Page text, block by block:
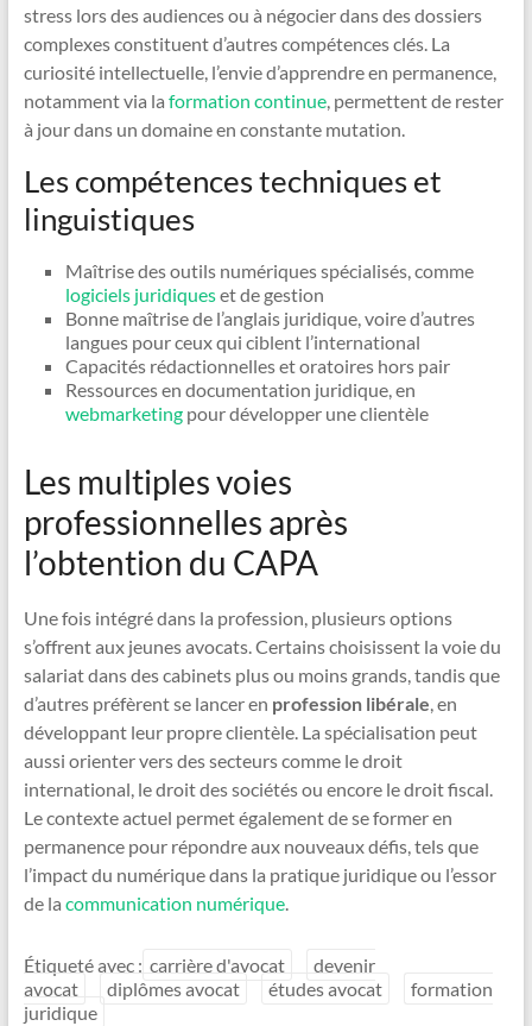
stress lors des audiences ou à négocier dans des dossiers
complexes constituent d’autres compétences clés. La
curiosité intellectuelle, l’envie d’apprendre en permanence,
notamment via la formation continue, permettent de rester
à jour dans un domaine en constante mutation.
Les compétences techniques et
linguistiques
Maîtrise des outils numériques spécialisés, comme
logiciels juridiqueset de gestion
Bonne maîtrise de l’anglais juridique, voire d’autres
langues pour ceux qui ciblent l’international
Capacités rédactionnelles et oratoires hors pair
Ressources en documentation juridique, en
webmarketingpour développer une clientèle
Les multiples voies
professionnelles après
l’obtention du CAPA
Une fois intégré dans la profession, plusieurs options
s’offrent aux jeunes avocats. Certains choisissent la voie du
salariat dans des cabinets plus ou moins grands, tandis que
d’autres préfèrent se lancer en profession libérale, en
développant leur propre clientèle. La spécialisation peut
aussi orienter vers des secteurs comme le droit
international, le droit des sociétés ou encore le droit fiscal.
Le contexte actuel permet également de se former en
permanence pour répondre aux nouveaux défis, tels que
l’impact du numérique dans la pratique juridique ou l’essor
de la communication numérique.
Étiqueté avec : carrière d'avocat
devenir
avocat
diplômes avocat études avocat
formation
juridique